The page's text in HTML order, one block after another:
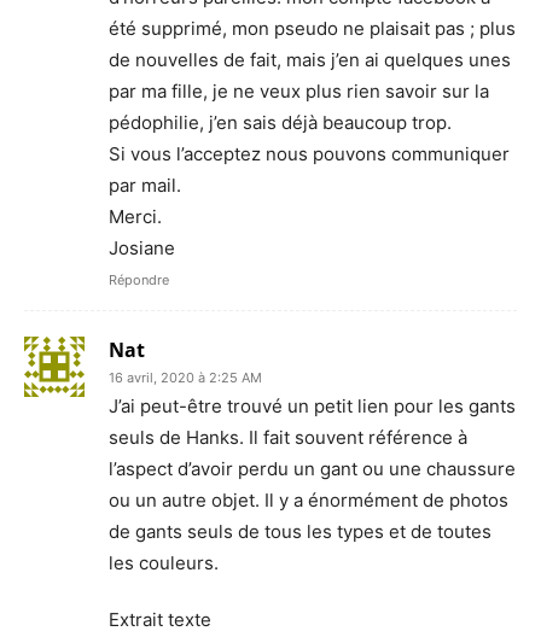
été supprimé, mon pseudo ne plaisait pas ; plus
de nouvelles de fait, mais j’en ai quelques unes
par ma fille, je ne veux plus rien savoir sur la
pédophilie, j’en sais déjà beaucoup trop.
Si vous l’acceptez nous pouvons communiquer
par mail.
Merci.
Josiane
Répondre
Nat
16 avril, 2020 à 2:25 AM
J’ai peut-être trouvé un petit lien pour les gants
seuls de Hanks. Il fait souvent référence à
l’aspect d’avoir perdu un gant ou une chaussure
ou un autre objet. Il y a énormément de photos
de gants seuls de tous les types et de toutes
les couleurs.
Extrait texte